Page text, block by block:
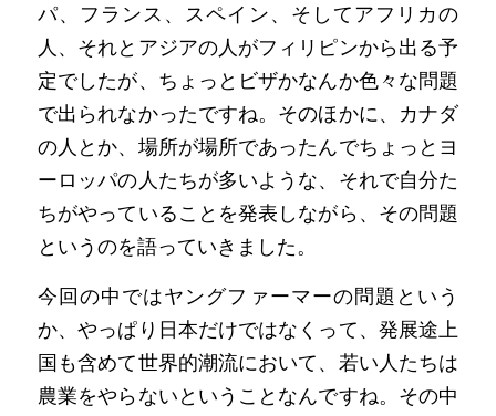
パ、フランス、スペイン、そしてアフリカの
人、それとアジアの人がフィリピンから出る予
定でしたが、ちょっとビザかなんか色々な問題
で出られなかったですね。そのほかに、カナダ
の人とか、場所が場所であったんでちょっとヨ
ーロッパの人たちが多いような、それで自分た
ちがやっていることを発表しながら、その問題
というのを語っていきました。
今回の中ではヤングファーマーの問題という
か、やっぱり日本だけではなくって、発展途上
国も含めて世界的潮流において、若い人たちは
農業をやらないということなんですね。その中